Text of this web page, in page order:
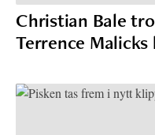
Christian Bale
Terrence